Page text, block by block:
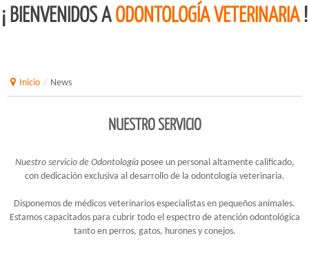
¡ BIENVENIDOS AODONTOLOGÍA VETERINARIA!
Inicio / News
NUESTRO SERVICIO
Nuestro servicio de Odontologíaposee un personal altamente calificado,
con dedicación exclusiva al desarrollo de la odontología veterinaria.
Disponemos de médicos veterinarios especialistas en pequeños animales.
Estamos capacitados para cubrir todo el espectro de atención odontológica
tanto en perros, gatos, hurones y conejos.